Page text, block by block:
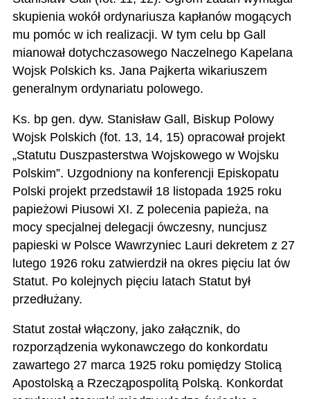
skupienia wokół ordynariusza kapłanów mogących
mu pomóc w ich realizacji. W tym celu bp Gall
mianował dotychczasowego Naczelnego Kapelana
Wojsk Polskich ks. Jana Pajkerta wikariuszem
generalnym ordynariatu polowego.
Ks. bp gen. dyw. Stanisław Gall, Biskup Polowy
Wojsk Polskich (fot. 13, 14, 15) opracował projekt
„Statutu Duszpasterstwa Wojskowego w Wojsku
Polskim”. Uzgodniony na konferencji Episkopatu
Polski projekt przedstawił 18 listopada 1925 roku
papieżowi Piusowi XI. Z polecenia papieża, na
mocy specjalnej delegacji ówczesny, nuncjusz
papieski w Polsce Wawrzyniec Lauri dekretem z 27
lutego 1926 roku zatwierdził na okres pięciu lat ów
Statut. Po kolejnych pięciu latach Statut był
przedłużany.
Statut został włączony, jako załącznik, do
rozporządzenia wykonawczego do konkordatu
zawartego 27 marca 1925 roku pomiędzy Stolicą
Apostolską a Rzecząpospolitą Polską. Konkordat